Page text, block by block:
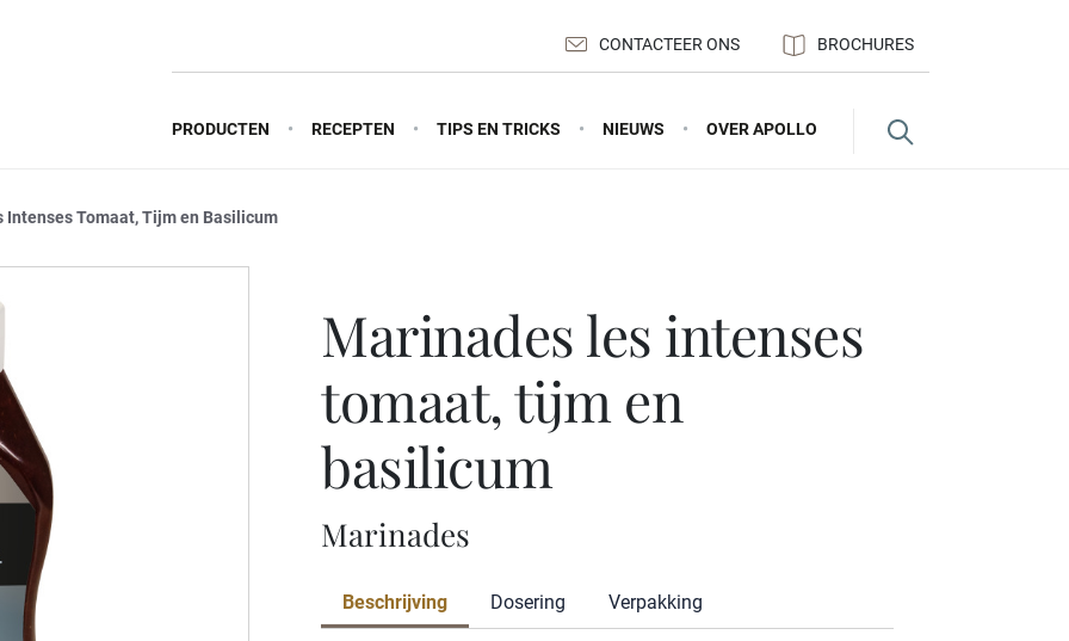
CONTACTEER ONS BROCHURES
PRODUCTEN RECEPTEN TIPS EN TRICKS NIEUWS OVER APOLLO
Intenses Tomaat, Tijm en Basilicum
marinades les intenses
tomaat, tijm en
basilicum
Marinades
Beschrijving Dosering Verpakking